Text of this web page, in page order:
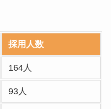
採用人数
164人
93人